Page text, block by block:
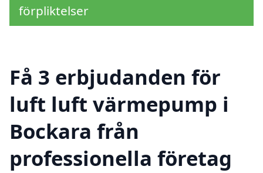
förpliktelser
Få 3 erbjudanden för
luft luft värmepump i
Bockara från
professionella företag